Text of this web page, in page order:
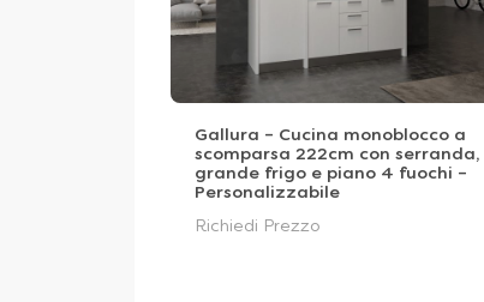
Gallura – Cucina monoblocco a
scomparsa 222cm con serranda,
grande frigo e piano 4 fuochi –
Personalizzabile
Richiedi Prezzo